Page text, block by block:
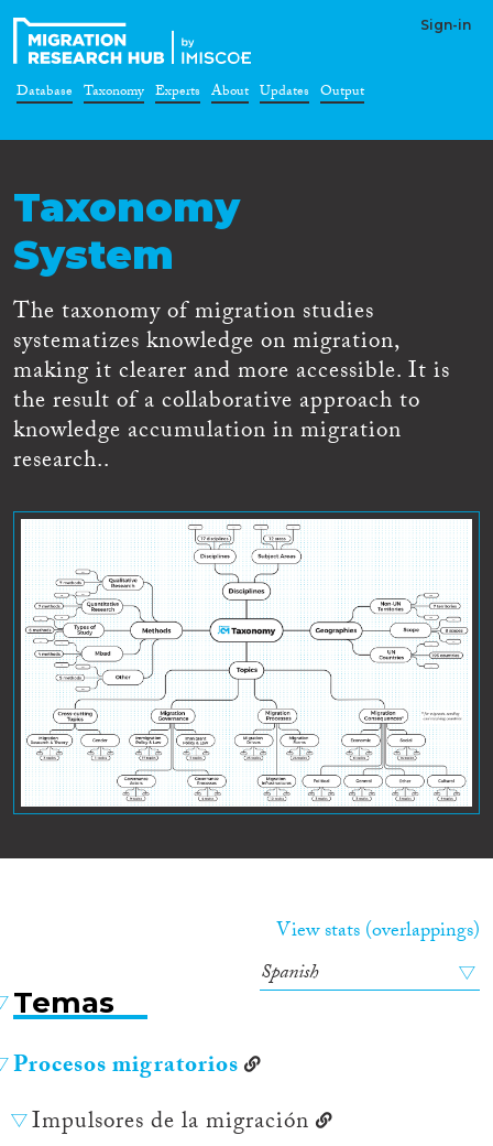
Sign-in
Database Taxonomy Experts About Updates Output
Taxonomy
System
The taxonomy of migration studies
systematizes knowledge on migration,
making it clearer and more accessible. It is
the result of a collaborative approach to
knowledge accumulation in migration
research..
View stats (overlappings)
Spanish
Temas
Procesos migratorios
Impulsores de la migración